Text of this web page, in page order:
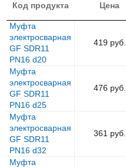
Код продукта Цена
Муфта
электросварная
GF SDR11
PN16 d20
419 руб.
Муфта
электросварная
GF SDR11
PN16 d25
476 руб.
Муфта
электросварная
GF SDR11
PN16 d32
361 руб.
Муфта